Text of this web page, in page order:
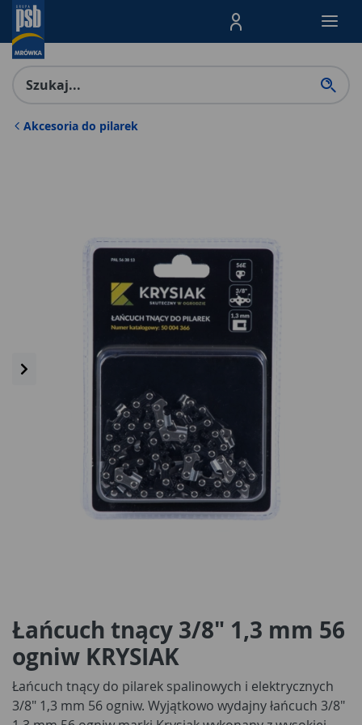
Menu Produktów,
Akcesoria do pilarek
Łańcuch tnący 3/8" 1,3 mm 56
ogniw KRYSIAK
Łańcuch tnący do pilarek spalinowych i elektrycznych
3/8" 1,3 mm 56 ogniw. Wyjątkowo wydajny łańcuch 3/8"